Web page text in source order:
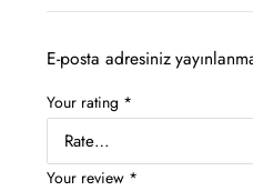
E-posta adresiniz
Your rating *
Your review *